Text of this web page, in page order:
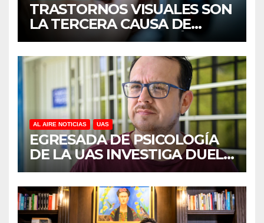
TRASTORNOS VISUALES SON
LA TERCERA CAUSA DE
DISCAPACIDAD EN MÉXICO,
REVELA ESTUDIO DEL
CIDOCS DE LA UAS
AL AIRE NOTICIAS UAS
EGRESADA DE PSICOLOGÍA
DE LA UAS INVESTIGA DUELO
ANTICIPADO Y SOBRECARGA
EN CUIDADORES DE
ADULTOS MAYORES